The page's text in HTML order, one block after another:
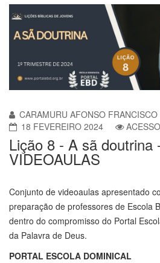
CARAMURU AFONSO FRANCISCO
18 FEVEREIRO 2024
Lição 8 - A sã doutrina
VIDEOAULAS
Conjunto de videoaulas apresentado
preparação de professores de Escola
dentro do compromisso do Portal
da Palavra de Deus.
PORTAL ESCOLA DOMINICAL